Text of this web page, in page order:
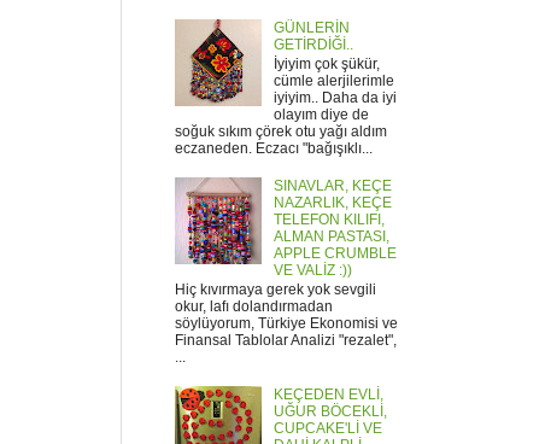
GÜNLERİN
GETİRDİĞİ..
İyiyim çok şükür,
cümle alerjilerimle
iyiyim.. Daha da iyi
olayım diye de
soğuk sıkım çörek otu yağı aldım
eczaneden. Eczacı "bağışıklı...
SINAVLAR, KEÇE
NAZARLIK, KEÇE
TELEFON KILIFI,
ALMAN PASTASI,
APPLE CRUMBLE
VE VALİZ :))
Hiç kıvırmaya gerek yok sevgili
okur, lafı dolandırmadan
söylüyorum, Türkiye Ekonomisi ve
Finansal Tablolar Analizi "rezalet",
...
KEÇEDEN EVLİ,
UĞUR BÖCEKLİ,
CUPCAKE'Lİ VE